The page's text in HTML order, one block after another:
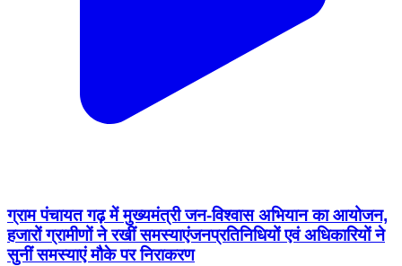
ग्राम पंचायत गढ़ में मुख्यमंत्री जन-विश्वास अभियान का आयोजन,
हजारों ग्रामीणों ने रखीं समस्याएंजनप्रतिनिधियों एवं अधिकारियों ने
सुनीं समस्याएं मौके पर निराकरण